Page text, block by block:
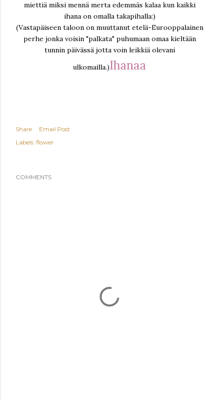
miettiä miksi mennä merta edemmäs kalaa kun kaikki
ihana on omalla takapihalla:)
(Vastapäiseen taloon on muuttanut etelä-Eurooppalainen
perhe jonka voisin "palkata" puhumaan omaa kieltään
tunnin päivässä jotta voin leikkiä olevani
ulkomailla.)Ihanaa
Share
Email Post
Labels: flower
COMMENTS